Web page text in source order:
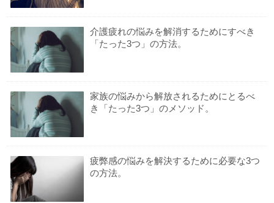
介護疲れの悩みを解消するためにすべき
「たった3つ」の方法。
家族の悩みから解放されるためにとるべ
き「たった3つ」のメソッド。
疲弊感の悩みを解決するために必要な3つ
の方法。